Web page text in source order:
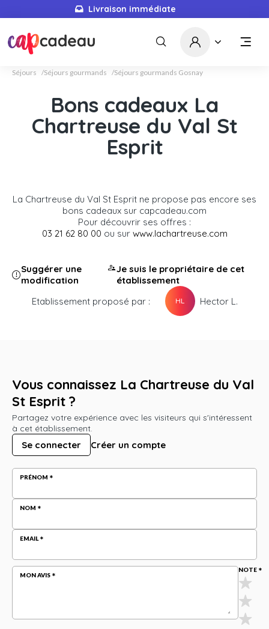
Livraison immédiate
Séjours Séjours gourmands Séjours gourmands Gosnay
Bons cadeaux La
Chartreuse du Val St
Esprit
La Chartreuse du Val St Esprit ne propose pas encore ses
bons cadeaux sur capcadeau.com
Pour découvrir ses offres :
03 21 62 80 00 ou sur www.lachartreuse.com
Suggérer une
modification
Je suis le propriétaire de cet
établissement
Etablissement proposé par :
HL Hector L.
Vous connaissez La Chartreuse du Val
St Esprit ?
Partagez votre expérience avec les visiteurs qui s'intéressent
à cet établissement.
Se connecter Créer un compte
PRÉNOM
NOM
EMAIL
MON AVIS
NOTE